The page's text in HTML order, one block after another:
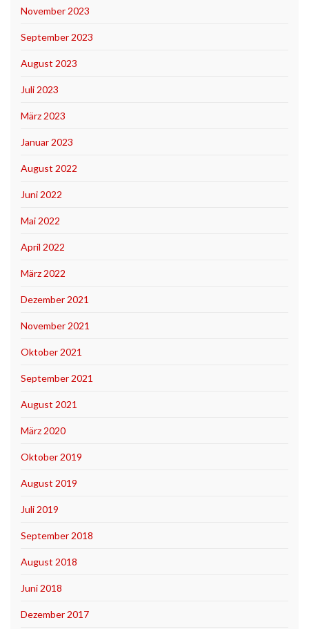
November 2023
September 2023
August 2023
Juli 2023
März 2023
Januar 2023
August 2022
Juni 2022
Mai 2022
April 2022
März 2022
Dezember 2021
November 2021
Oktober 2021
September 2021
August 2021
März 2020
Oktober 2019
August 2019
Juli 2019
September 2018
August 2018
Juni 2018
Dezember 2017